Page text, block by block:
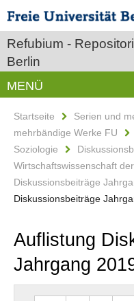
Refubium -
Berlin
MENÜ
Startseite Serien und
mehrbändige Werke FU
Soziologie
Wirtschaftswissenschaft
Diskussionsbeiträge
Diskussionsbeiträge
Auflistung
Jahrgang